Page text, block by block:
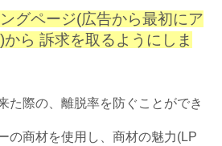
グページ(広告から最初にア
ら 訴求を取るようにしま
た際の、離脱率を防ぐことができ
の商材を使用し、商材の魅力(LP